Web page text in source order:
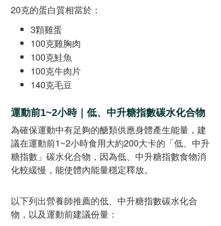
20克的蛋白質相當於：
3顆雞蛋
100克雞胸肉
100克鮭魚
100克牛肉片
140克毛豆
運動前1~2小時｜低、中升糖指數碳水化合物
為確保運動中有足夠的醣類供應身體產生能量，建
議在運動前1~2小時食用大約200大卡的「低、中升
糖指數」碳水化合物，因為低、中升糖指數食物消
化較緩慢，能使體內能量穩定釋放。
以下列出營養師推薦的低、中升糖指數碳水化合
物，以及運動前建議份量：